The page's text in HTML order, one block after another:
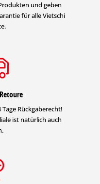
und geben
für alle Vietschi
Rückgaberecht!
ist natürlich auch